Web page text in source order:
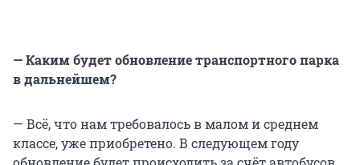
— Каким будет обновление транспортного парка
в дальнейшем?
— Всё, что нам требовалось в малом и среднем
классе, уже приобретено. В следующем году